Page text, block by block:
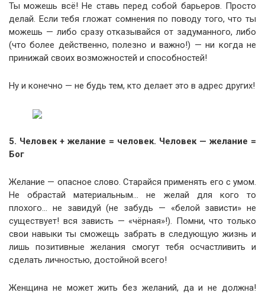
Ты можешь всё! Не ставь перед собой барьеров. Просто
делай. Если тебя гложат сомнения по поводу того, что ты
можешь — либо сразу отказывайся от задуманного, либо
(что более действенно, полезно и важно!) — ни когда не
принижай своих возможностей и способностей!
Ну и конечно — не будь тем, кто делает это в адрес других!
5. Человек + желание = человек. Человек — желание =
Бог
Желание — опасное слово. Старайся применять его с умом.
Не обрастай материальным… не желай для кого то
плохого… не завидуй (не забудь — «белой зависти» не
существует! вся зависть — «чёрная»!). Помни, что только
свои навыки ты сможещь забрать в следующую жизнь и
лишь позитивные желания смогут тебя осчастливить и
сделать личностью, достойной всего!
Женщина не может жить без желаний, да и не должна!